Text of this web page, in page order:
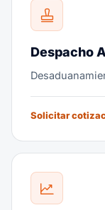
Despacho
Solicitar